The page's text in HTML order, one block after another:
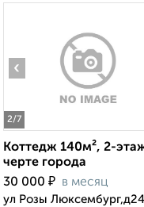
2/7
‹
Коттедж 140м², 2-
черте города
30 000 ₽ в месяц
ул Розы Люксембург,д24